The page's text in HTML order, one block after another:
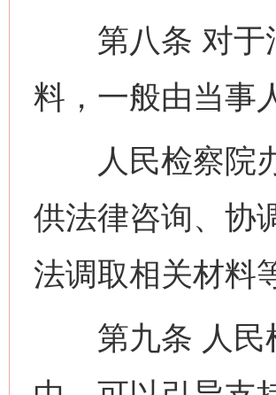
第八条 对于
料，一般由当事
人民检察院办
供法律咨询、协
法调取相关材料
第九条 人民